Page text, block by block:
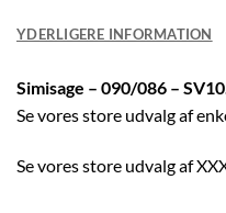
YDERLIGERE INFORMATION
Simisage – 090/086 –
Se vores store udvalg af
Se vores store udvalg af